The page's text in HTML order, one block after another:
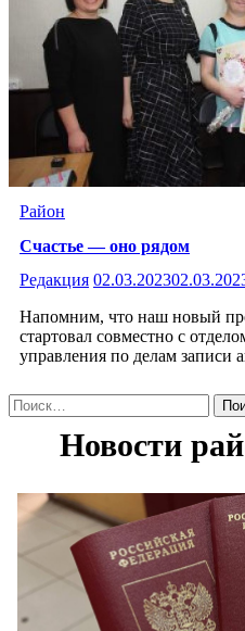
Район
Счастье — оно рядом
Редакция 02.03.2023
Напомним, что наш новый
стартовал совместно с
управления по делам записи
Найти: